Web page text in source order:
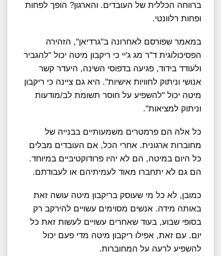
ברווחה הכללית של העובדים. והארגון? הופך לפחות
ופחות רלוונטי.
במאמר שפורסם לאחרונה ב"גרדיאן", הזהירה
הפסיכולוגית ד"ר מג ג'יי כי ריקבון מיטה יכול "להגביר
ולעודד בידוד, פגיעה בדפוסי השינה, היעדר קשר
אנושי וניתוק לחוויות אישיות". היא גם ציינה כי ריקבון
מיטה יכול "להשפיע על חוסר תשומת לב/מודעות
וניתוק למציאות".
כל אלה הם פרמטרים משמעותיים בבנייה של
מחוברות ארגונית. אחרי הכל, אם העובדים מבלים
כל היום במיטה, הם לא יהיו פרודוקטיביים במיוחד.
הם גם לא יתחברו מאוד לעמיתיהם או לעבודתם.
כמובן, לא כל מי שעוסק בריקבון מיטה עושה זאת
באותה מידה. אנשים מסוימים עשויים להירקב רק
בסופי שבוע, בעוד שאחרים עשויים לעשות זאת כל
יום. עם זאת, אפילו ריקבון מיטה מדי פעם יכול
להשפיע לרעה על המחוברות.